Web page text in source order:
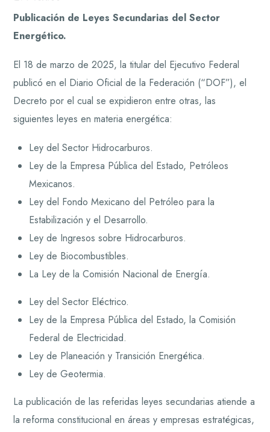
Publicación de Leyes Secundarias del Sector
Energético.
El 18 de marzo de 2025, la titular del Ejecutivo Federal
publicó en el Diario Oficial de la Federación (“DOF”), el
Decreto por el cual se expidieron entre otras, las
siguientes leyes en materia energética:
Ley del Sector Hidrocarburos.
Ley de la Empresa Pública del Estado, Petróleos
Mexicanos.
Ley del Fondo Mexicano del Petróleo para la
Estabilización y el Desarrollo.
Ley de Ingresos sobre Hidrocarburos.
Ley de Biocombustibles.
La Ley de la Comisión Nacional de Energía.
Ley del Sector Eléctrico.
Ley de la Empresa Pública del Estado, la Comisión
Federal de Electricidad.
Ley de Planeación y Transición Energética.
Ley de Geotermia.
La publicación de las referidas leyes secundarias atiende a
la reforma constitucional en áreas y empresas estratégicas,